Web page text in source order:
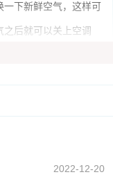
一下新鲜空气，这样可
之后就可以关上空调
2022-12-20